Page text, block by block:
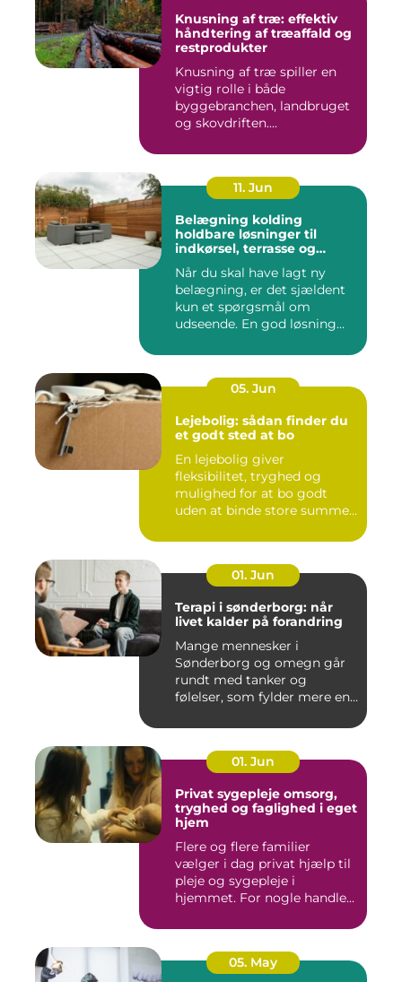
Knusning af træ: effektiv
håndtering af træaffald og
restprodukter
Knusning af træ spiller en
vigtig rolle i både
byggebranchen, landbruget
og skovdriften....
11. Jun
Belægning kolding
holdbare løsninger til
indkørsel, terrasse og
Når du skal have lagt ny
belægning, er det sjældent
kun et spørgsmål om
udseende. En god løsning
05. Jun
Lejebolig: sådan finder du
et godt sted at bo
En lejebolig giver
fleksibilitet, tryghed og
mulighed for at bo godt
uden at binde store summer
01. Jun
Terapi i sønderborg: når
livet kalder på forandring
Mange mennesker i
Sønderborg og omegn går
rundt med tanker og
følelser, som fylder mere end
01. Jun
Privat sygepleje omsorg,
tryghed og faglighed i eget
hjem
Flere og flere familier
vælger i dag privat hjælp til
pleje og sygepleje i
hjemmet. For nogle handle...
05. May